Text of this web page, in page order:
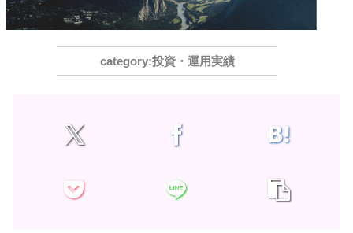
投資・運用実績